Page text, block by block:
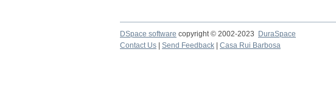
DSpace software copyright © 2002-2023 DuraSpace
Contact Us
Send Feedback Casa Rui Barbosa